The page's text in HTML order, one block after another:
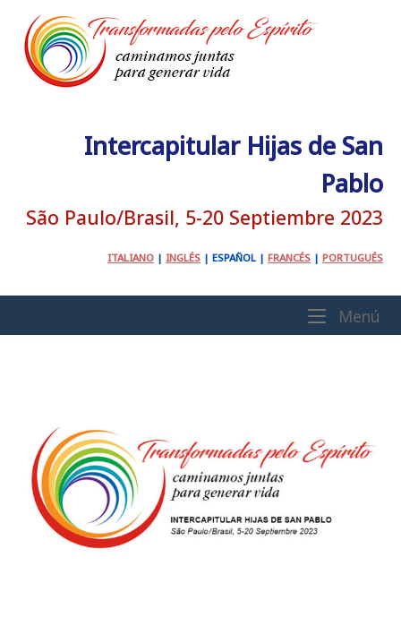
contenido
Intercapitular Hijas de San
Pablo
São Paulo/Brasil, 5-20 Septiembre 2023
ITALIANO | INGLÉS | ESPAÑOL | FRANCÉS | PORTUGUÉS
Menú